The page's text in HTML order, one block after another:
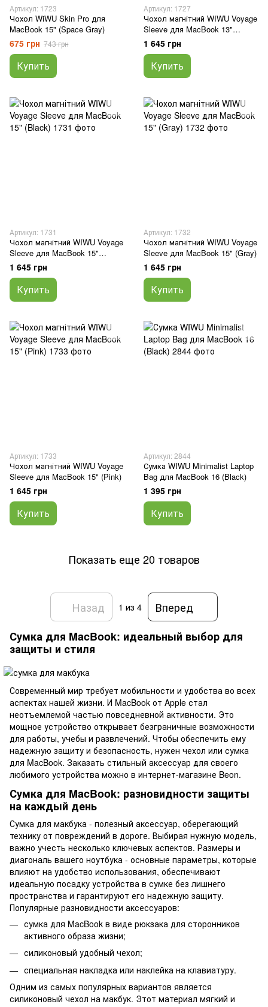
Артикул: 1723
Чохол WiWU Skin Pro для
MacBook 15" (Space Gray)
675 грн 743 грн
Купить
Артикул: 1727
Чохол магнітний WIWU Voyage
Sleeve для MacBook 13"
(Black)
1 645 грн
Купить
Артикул: 1731
Чохол магнітний WIWU Voyage
Sleeve для MacBook 15"
(Black)
1 645 грн
Купить
Артикул: 1732
Чохол магнітний WIWU Voyage
Sleeve для MacBook 15" (Gray)
1 645 грн
Купить
Артикул: 1733
Чохол магнітний WIWU Voyage
Sleeve для MacBook 15" (Pink)
1 645 грн
Купить
Артикул: 2844
Сумка WIWU Minimalist Laptop
Bag для MacBook 16 (Black)
1 395 грн
Купить
Показать еще 20 товаров
Назад 1 из 4
Вперед
Сумка для MacBook: идеальный выбор для
защиты и стиля
Современный мир требует мобильности и удобства во всех
аспектах нашей жизни. И MacBook от Apple стал
неотъемлемой частью повседневной активности. Это
мощное устройство открывает безграничные возможности
для работы, учебы и развлечений. Чтобы обеспечить ему
надежную защиту и безопасность, нужен чехол или сумка
для MacBook. Заказать стильный аксессуар для своего
любимого устройства можно в интернет-магазине Beon.
Сумка для MacBook: разновидности защиты
на каждый день
Сумка для макбука - полезный аксессуар, оберегающий
технику от повреждений в дороге. Выбирая нужную модель,
важно учесть несколько ключевых аспектов. Размеры и
диагональ вашего ноутбука - основные параметры, которые
влияют на удобство использования, обеспечивают
идеальную посадку устройства в сумке без лишнего
пространства и гарантируют его надежную защиту.
Популярные разновидности аксессуаров:
сумка для MacBook в виде рюкзака для сторонников
активного образа жизни;
силиконовый удобный чехол;
специальная накладка или наклейка на клавиатуру.
Одним из самых популярных вариантов является
силиконовый чехол на макбук. Этот материал мягкий и